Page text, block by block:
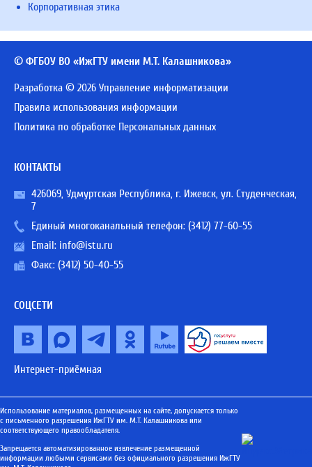
Корпоративная этика
© ФГБОУ ВО «ИжГТУ имени М.Т. Калашникова»
Разработка © 2026 Управление информатизации
Правила использования информации
Политика по обработке Персональных данных
КОНТАКТЫ
426069, Удмуртская Республика, г. Ижевск, ул. Студенческая,
7
Единый многоканальный телефон: (3412) 77-60-55
Email: info@istu.ru
Факс: (3412) 50-40-55
СОЦСЕТИ
Интернет-приёмная
Использование материалов, размещенных на сайте, допускается только
с письменного разрешения ИжГТУ им. М.Т. Калашникова или
соответствующего правообладателя.
Запрещается автоматизированное извлечение размещенной
информации любыми сервисами без официального разрешения ИжГТУ